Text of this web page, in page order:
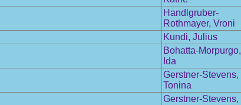
Handlgruber-
Rothmayer, Vroni
Kundi, Julius
Bohatta-Morpurgo,
Ida
Gerstner-Stevens,
Tonina
Gerstner-Stevens,